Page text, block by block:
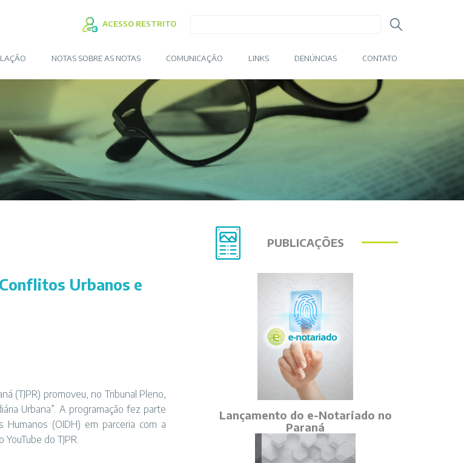
ACESSO RESTRITO
NOTAS SOBRE AS NOTAS COMUNICAÇÃO LINKS DENÚNCIAS CONTATO
Urbanos e
(TJPR) promoveu, no Tribunal Pleno,
Urbana”. A programação fez parte
(OIDH) em parceria com a
do TJPR.
PUBLICAÇÕES
Lançamento do e-Notariado no
Paraná